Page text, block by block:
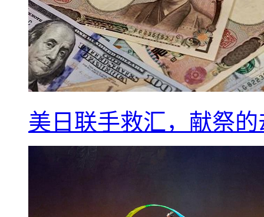
美日联手救汇，献祭